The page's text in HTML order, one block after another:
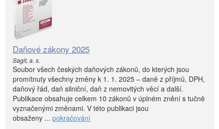
Daňové zákony 2025
Sagit, a. s.
Soubor všech českých daňových zákonů, do kterých jsou
promítnuty všechny změny k 1. 1. 2025 – daně z příjmů, DPH,
daňový řád, daň silniční, daň z nemovitých věcí a další.
Publikace obsahuje celkem 10 zákonů v úplném znění s tučně
vyznačenými změnami. V této publikaci jsou
obsaženy ... pokračování